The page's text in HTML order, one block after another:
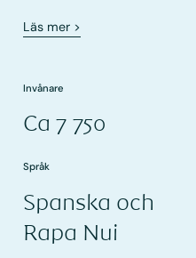
Läs mer >
Invånare
Ca 7 750
Språk
Spanska och
Rapa Nui